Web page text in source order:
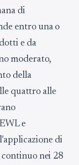
di
entro una o
e da
moderato,
della
quattro alle
e
di
nei 28